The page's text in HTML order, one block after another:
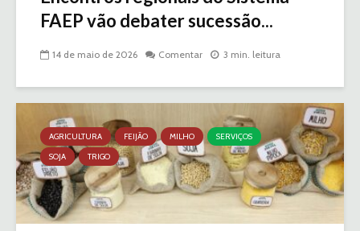
FAEP vão debater sucessão...
14 de maio de 2026 Comentar 3 min. leitura
AGRICULTURA FEIJÃO MILHO
SERVIÇOS
SOJA
TRIGO